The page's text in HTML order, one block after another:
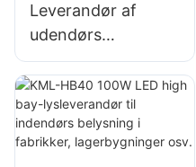
Leverandør af
udendørs
havneterminal- og
lufthavnsbelysning
KML-FL2C 750W
LED-projektørlys